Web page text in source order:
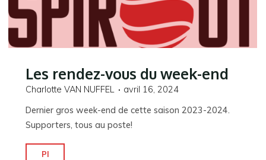
Les rendez-vous du week-end
Charlotte VAN NUFFEL
avril 16, 2024
Dernier gros week-end de cette saison 2023-2024.
Supporters, tous au poste!
Pl